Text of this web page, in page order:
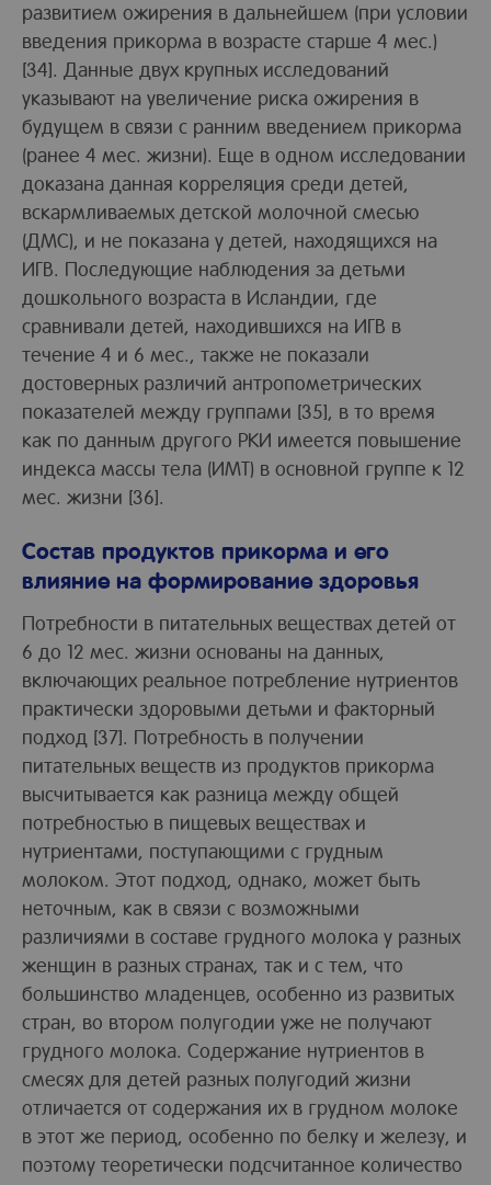
развитием ожирения в дальнейшем (при условии
введения прикорма в возрасте старше 4 мес.)
[34]. Данные двух крупных исследований
указывают на увеличение риска ожирения в
будущем в связи с ранним введением прикорма
(ранее 4 мес. жизни). Еще в одном исследовании
доказана данная корреляция среди детей,
вскармливаемых детской молочной смесью
(ДМС), и не показана у детей, находящихся на
ИГВ. Последующие наблюдения за детьми
дошкольного возраста в Исландии, где
сравнивали детей, находившихся на ИГВ в
течение 4 и 6 мес., также не показали
достоверных различий антропометрических
показателей между группами [35], в то время
как по данным другого РКИ имеется повышение
индекса массы тела (ИМТ) в основной группе к 12
мес. жизни [36].
Состав продуктов прикорма и его
влияние на формирование здоровья
Потребности в питательных веществах детей от
6 до 12 мес. жизни основаны на данных,
включающих реальное потребление нутриентов
практически здоровыми детьми и факторный
подход [37]. Потребность в получении
питательных веществ из продуктов прикорма
высчитывается как разница между общей
потребностью в пищевых веществах и
нутриентами, поступающими с грудным
молоком. Этот подход, однако, может быть
неточным, как в связи с возможными
различиями в составе грудного молока у разных
женщин в разных странах, так и с тем, что
большинство младенцев, особенно из развитых
стран, во втором полугодии уже не получают
грудного молока. Содержание нутриентов в
смесях для детей разных полугодий жизни
отличается от содержания их в грудном молоке
в этот же период, особенно по белку и железу, и
поэтому теоретически подсчитанное количество